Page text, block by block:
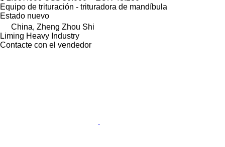
Equipo de trituración - trituradora de mandíbula
Estado nuevo
China, Zheng Zhou Shi
Liming Heavy Industry
Contacte con el vendedor